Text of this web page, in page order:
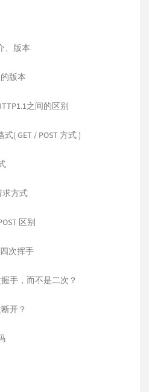
、版本
版本
之间的区别
( GET / POST 方式 )
求方式
区别
次挥手
手，而不是二次？
开？